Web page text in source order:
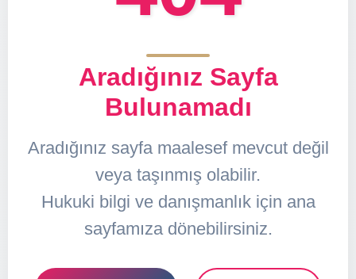
Aradığınız Sayfa
Bulunamadı
Aradığınız sayfa maalesef mevcut değil
veya taşınmış olabilir.
Hukuki bilgi ve danışmanlık için ana
sayfamıza dönebilirsiniz.